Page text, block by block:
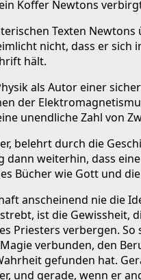
Koffer Newtons
Texten
nicht, dass er
hält.
als Autor einer
der
unendliche Zahl von
belehrt durch die
weiterhin, dass
Bücher wie Gott und
anscheinend nie die
ist die
Priesters verbergen.
verbunden, den
gefunden hat.
und gerade, wenn er